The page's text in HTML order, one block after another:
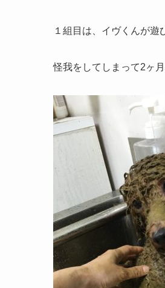
１組目は、イヴくんが遊
怪我をしてしまって2ヶ